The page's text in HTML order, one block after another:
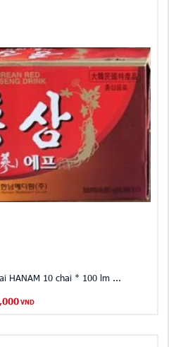
HANAM 10 chai * 100 lm ...
VND